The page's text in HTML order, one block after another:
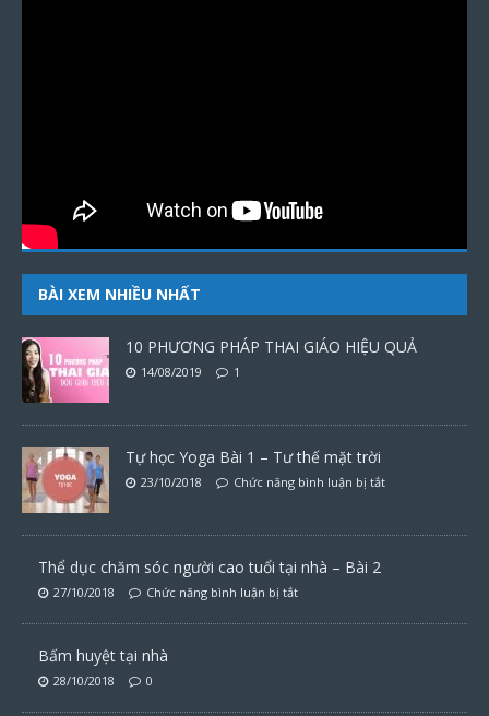
BÀI XEM NHIỀU NHẤT
10 PHƯƠNG PHÁP THAI GIÁO HIỆU QUẢ
14/08/2019 1
Tự học Yoga Bài 1 – Tư thế mặt trời
23/10/2018 Chức năng bình luận bị tắt
Thể dục chăm sóc người cao tuổi tại nhà – Bài 2
27/10/2018 Chức năng bình luận bị tắt
Bấm huyệt tại nhà
28/10/2018 0